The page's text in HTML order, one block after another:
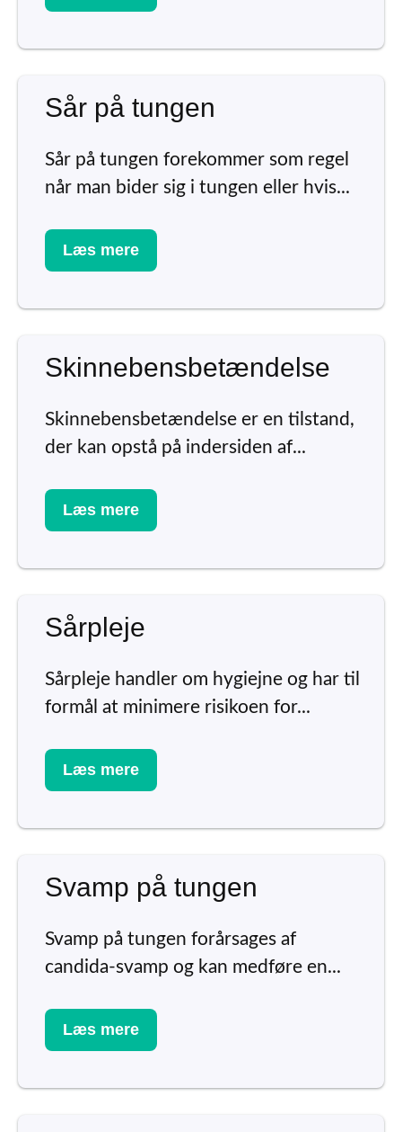
Sår på tungen
Sår på tungen forekommer som regel
når man bider sig i tungen eller hvis...
Læs mere
Skinnebensbetændelse
Skinnebensbetændelse er en tilstand,
der kan opstå på indersiden af...
Læs mere
Sårpleje
Sårpleje handler om hygiejne og har til
formål at minimere risikoen for...
Læs mere
Svamp på tungen
Svamp på tungen forårsages af
candida-svamp og kan medføre en...
Læs mere